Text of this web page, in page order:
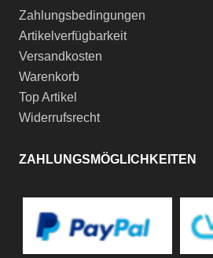
Zahlungsbedingungen
Artikelverfügbarkeit
Versandkosten
Warenkorb
Top Artikel
Widerrufsrecht
ZAHLUNGSMÖGLICHKEITEN